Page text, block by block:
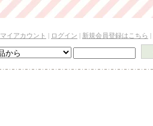
マイアカウント | ログイン | 新規会員登録はこちら |